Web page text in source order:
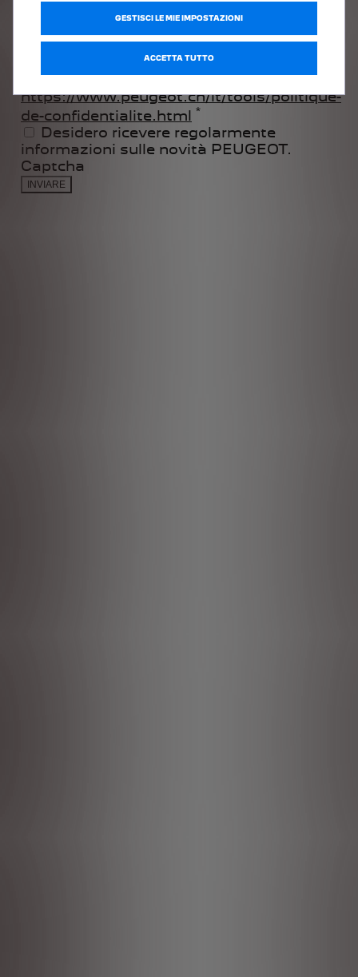
GESTISCI LE MIE IMPOSTAZIONI
ACCETTA TUTTO